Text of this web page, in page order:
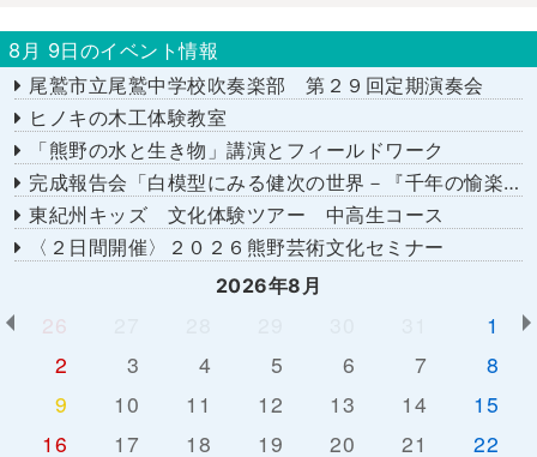
8月 9日のイベント情報
尾鷲市立尾鷲中学校吹奏楽部 第２９回定期演奏会
ヒノキの木工体験教室
「熊野の水と生き物」講演とフィールドワーク
完成報告会「白模型にみる健次の世界－『千年の愉楽』『奇蹟』より－」
東紀州キッズ 文化体験ツアー 中高生コース
〈２日間開催〉２０２６熊野芸術文化セミナー
2026年8月
26
1
2
3 4 5 6 7
8
9
10 11 12 13 14
15
16
17 18 19 20 21
22